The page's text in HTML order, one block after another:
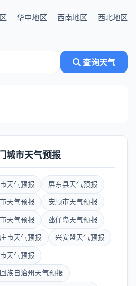
华中地区 西南地区 西北地区
查询天气
城市天气预报
天气预报 屏东县天气预报
市天气预报 安顺市天气预报
天气预报 氹仔岛天气预报
市天气预报 兴安盟天气预报
天气预报
族自治州天气预报